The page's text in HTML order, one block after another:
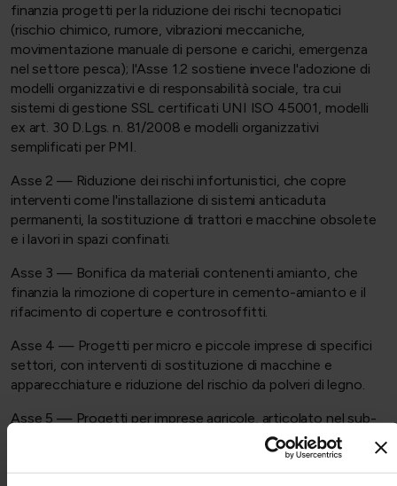
finanzia progetti per la riduzione dei rischi tecnopatici
(rischio chimico, rumore, vibrazioni meccaniche,
movimentazione manuale di persone e carichi, emergenza
nel settore pesca); l'Asse 1.2 sostiene invece l'adozione di
modelli organizzativi e di responsabilità sociale, tra cui
sistemi di gestione SSL certificati UNI ISO 45001, modelli
ex art. 30 D.Lgs. n. 81/2008 e modelli organizzativi
semplificati per PMI.
Asse 2 — Riduzione dei rischi infortunistici, che copre
interventi come l'installazione di sistemi anticaduta
permanenti, la sostituzione di trattori e macchine obsolete
e i lavori in spazi confinati.
Asse 3 — Bonifica da materiali contenenti amianto, che
finanzia la rimozione di coperture in cemento-amianto e il
rifacimento di coperture e controsoffitti.
Asse 4 — Progetti per micro e piccole imprese di specifici
settori, con interventi di sostituzione di macchine e
apparecchiature e riduzione del rischio da polveri di legno.
Asse 5 — Progetti per imprese agricole, articolato nel sub-
Asse 5.1 per le imprese agricole in generale (macchinari
innovativi, riduzione di emissioni e rumore, sostituzione di
trattori obsoleti) e nel sub-Asse 5.2 riservato ai giovani